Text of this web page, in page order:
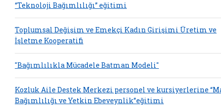
“Teknoloji Bağımlılığı” eğitimi
Toplumsal Değişim ve Emekçi Kadın Girişimi Üretim ve
İşletme Kooperatifi
"Bağımlılıkla Mücadele Batman Modeli"
Kozluk Aile Destek Merkezi personel ve kursiyerlerine
Bağımlılığı ve Yetkin Ebeveynlik”eğitimi